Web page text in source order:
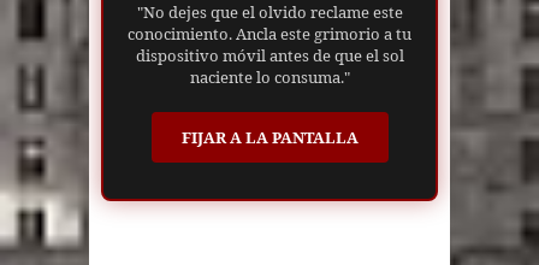
"No dejes que el olvido reclame este
conocimiento. Ancla este grimorio a tu
dispositivo móvil antes de que el sol
naciente lo consuma."
FIJAR A LA PANTALLA